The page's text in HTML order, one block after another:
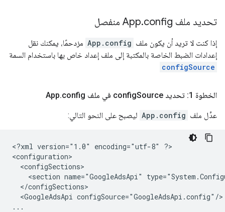
تحديد ملف App .config منفصل
إذا كنت لا تريد أن يكون ملف App.config مزدحمًا، يمكنك نقل
إعدادات الضبط الخاصة بالمكتبة إلى ملف إعداد خاص بها باستخدام السمة
configSource
الخطوة 1: تحديد config Source في ملف App .config
عدِّل ملف App.config ليصبح على النحو التالي:
<?xml version="1.0" encoding="utf-8"
?>
<section name="GoogleAdsApi"
<GoogleAdsApi configSource="GoogleAdsApi.config"/>
...